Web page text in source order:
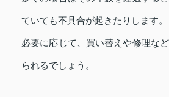
ていても不具合が起きたりします。
必要に応じて、買い替えや修理な
られるでしょう。